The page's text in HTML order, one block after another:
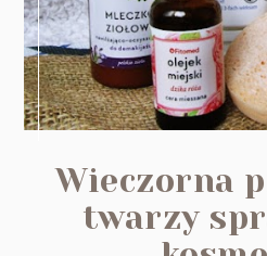
Wieczorna
twarzy